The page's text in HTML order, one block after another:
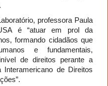
professora Paula
é “atuar em prol da
formando cidadãos que
e fundamentais,
de direitos perante a
de Direitos